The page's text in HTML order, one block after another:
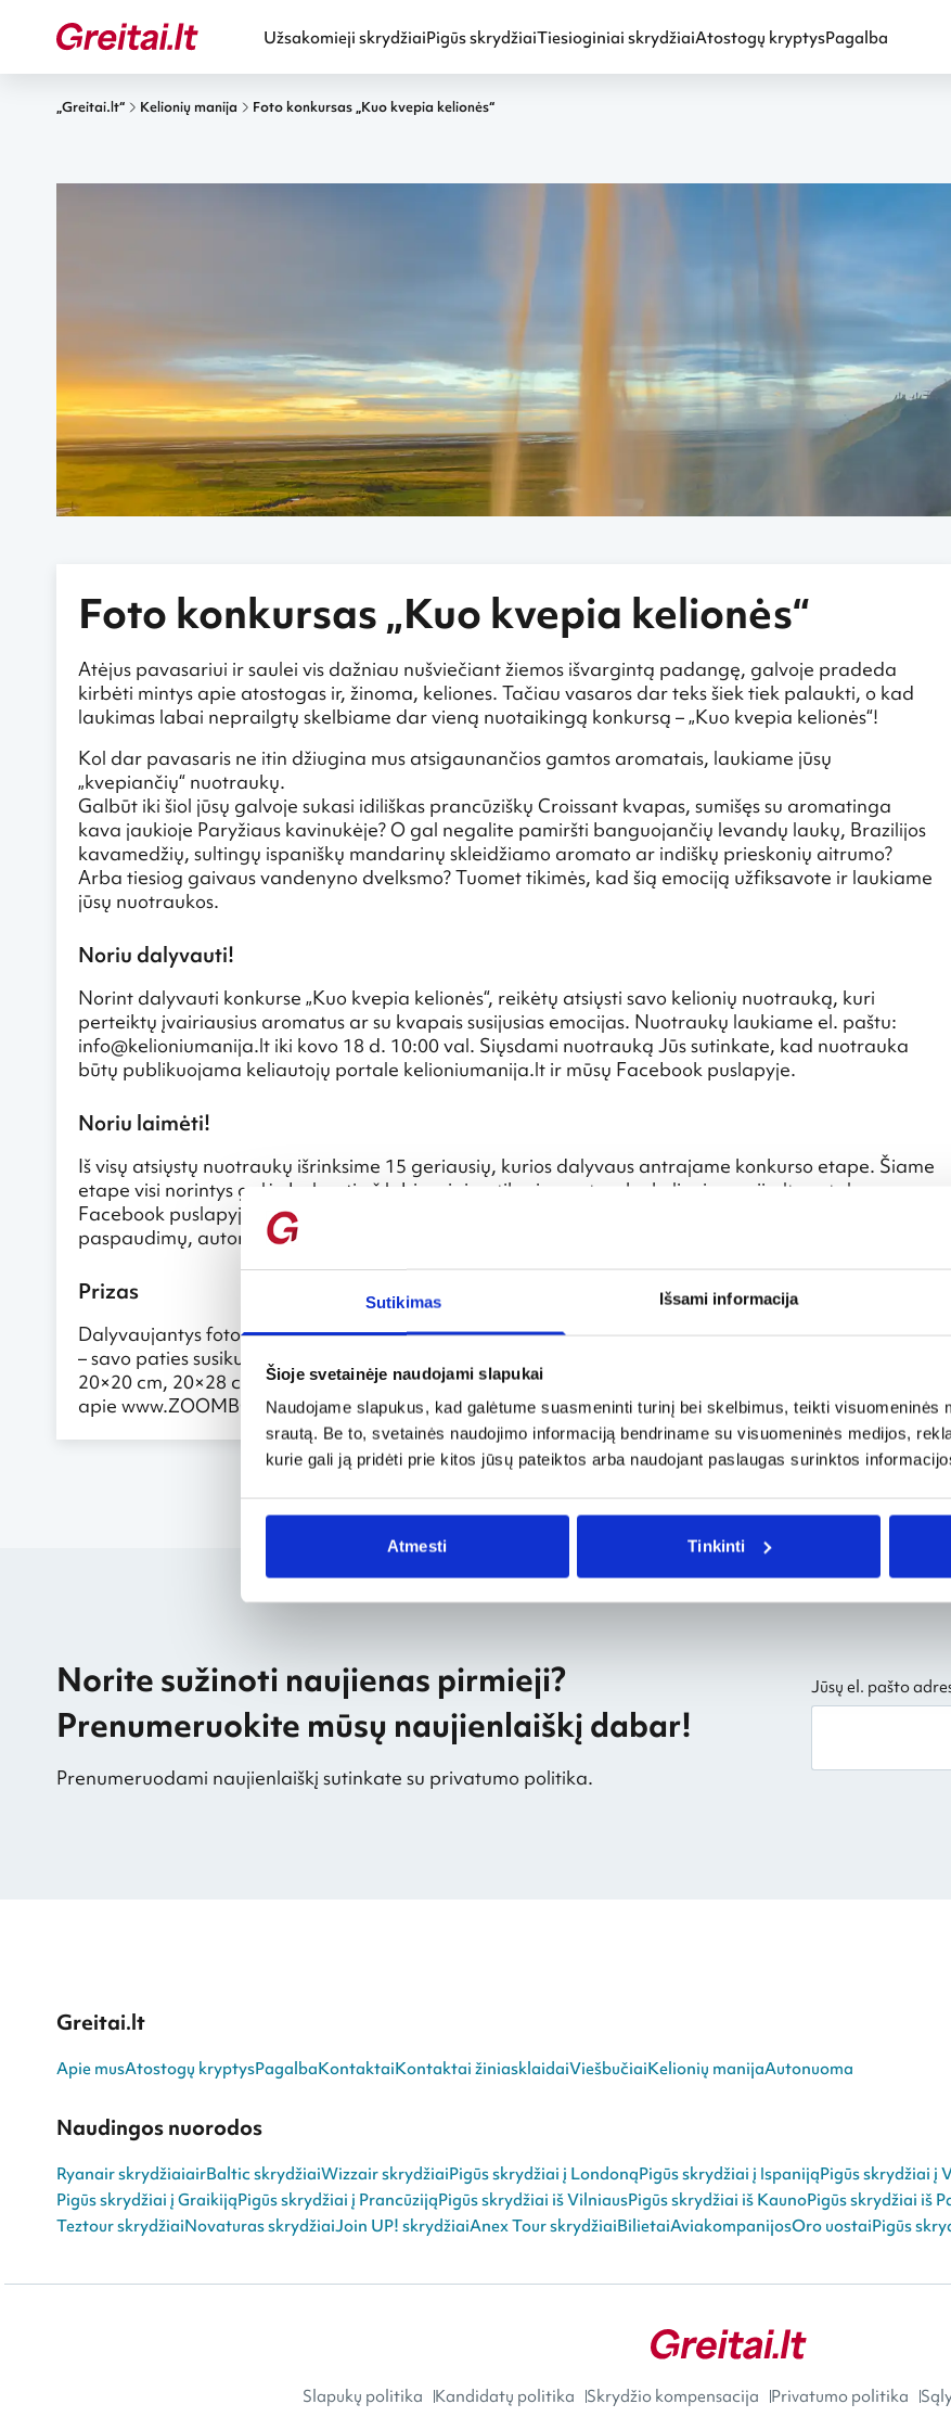
Sutikimas Išsami informacija
Šioje svetainėje naudojami slapukai
Naudojame slapukus, kad galėtume suasmeninti turinį bei skelbimus, teikti visuomeninės
srautą. Be to, svetainės naudojimo informaciją bendriname su visuomeninės medijos,
kurie gali ją pridėti prie kitos jūsų pateiktos arba naudojant paslaugas surinktos
Atmesti Tinkinti
Užsakomieji skrydžiaiPigūs skrydžiaiTiesioginiai skrydžiaiAtostogų kryptysPagalba
„Greitai.lt“ Kelionių manija Foto konkursas „Kuo kvepia kelionės“
Foto konkursas „Kuo kvepia kelionės“
Atėjus pavasariui ir saulei vis dažniau nušviečiant žiemos išvargintą padangę, galvoje pradeda
kirbėti mintys apie atostogas ir, žinoma, keliones. Tačiau vasaros dar teks šiek tiek palaukti, o kad
laukimas labai neprailgtų skelbiame dar vieną nuotaikingą konkursą – „Kuo kvepia kelionės“!
Kol dar pavasaris ne itin džiugina mus atsigaunančios gamtos aromatais, laukiame jūsų
„kvepiančių“ nuotraukų.
Galbūt iki šiol jūsų galvoje sukasi idiliškas prancūziškų Croissant kvapas, sumišęs su aromatinga
kava jaukioje Paryžiaus kavinukėje? O gal negalite pamiršti banguojančių levandų laukų, Brazilijos
kavamedžių, sultingų ispaniškų mandarinų skleidžiamo aromato ar indiškų prieskonių aitrumo?
Arba tiesiog gaivaus vandenyno dvelksmo? Tuomet tikimės, kad šią emociją užfiksavote ir laukiame
jūsų nuotraukos.
Noriu dalyvauti!
Norint dalyvauti konkurse „Kuo kvepia kelionės“, reikėtų atsiųsti savo kelionių nuotrauką, kuri
perteiktų įvairiausius aromatus ar su kvapais susijusias emocijas. Nuotraukų laukiame el. paštu:
info@kelioniumanija.lt iki kovo 18 d. 10:00 val. Siųsdami nuotrauką Jūs sutinkate, kad nuotrauka
būtų publikuojama keliautojų portale kelioniumanija.lt ir mūsų Facebook puslapyje.
Noriu laimėti!
Iš visų atsiųstų nuotraukų išrinksime 15 geriausių, kurios dalyvaus antrajame konkurso etape. Šiame
etape visi norintys galės balsuoti už labiausiai patikusią nuotrauką kelioniumanija.lt portalo
Facebook puslapyje iki kovo 19 d. 15:00 val. Nuotraukos, sulaukusios daugiausiai „patinka“
paspaudimų, autorius laimės pagrindinį prizą!
Prizas
Dalyvaujantys foto konkurse turi puikią galimybę laimėti ZOOMBOOK parengtą prizą – fotoknygą
– savo paties susikurtą nuotraukų knygą. Informacija apie fotoknygą: formatas (pasirinktinai) –
20×20 cm, 20×28 cm, 28×20 cm; puslapių skaičius – 24 psl., bei asmeninis viršelis. Sužinok daugiau
apie www.ZOOMBOOK.lt fotoknygas.
Norite sužinoti naujienas pirmieji?
Prenumeruokite mūsų naujienlaiškį dabar!
Prenumeruodami naujienlaiškį sutinkate su privatumo politika.
Jūsų el. pašto
Greitai.lt
Apie musAtostogų kryptysPagalbaKontaktaiKontaktai žiniasklaidaiViešbučiaiKelionių manijaAutonuoma
Naudingos nuorodos
Ryanair skrydžiaiairBaltic skrydžiaiWizzair skrydžiaiPigūs skrydžiai į LondonąPigūs skrydžiai į IspanijąPigūs skrydžiai į
Pigūs skrydžiai į GraikijąPigūs skrydžiai į PrancūzijąPigūs skrydžiai iš VilniausPigūs skrydžiai iš KaunoPigūs skrydžiai iš
Teztour skrydžiaiNovaturas skrydžiaiJoin UP! skrydžiaiAnex Tour skrydžiaiBilietaiAviakompanijosOro uostaiPigūs
Slapukų politika Kandidatų politika Skrydžio kompensacija Privatumo politika